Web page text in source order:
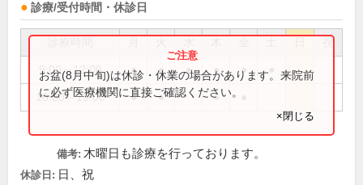
診療/受付時間・休診日
祝
9:00～12:00 ● ● ● ● ●
16:00～19:00 ● ● ●
お盆(8月中旬)は休診・休業の場合があります。来院前
に必ず医療機関に直接ご確認ください。
×閉じる
備考: 木曜日も診療を行っております。
休診日: 日、祝